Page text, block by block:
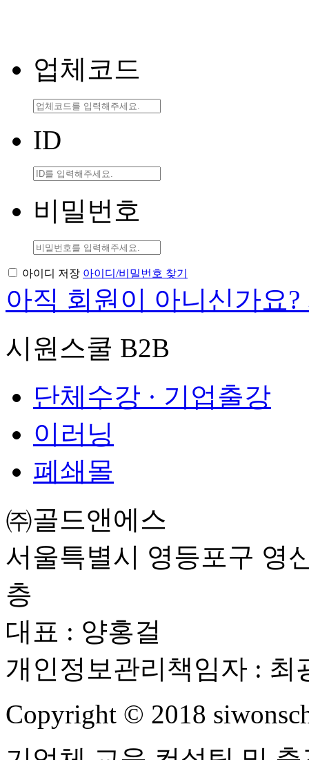
업체코드
ID
비밀번호
아이디 저장 아이디/비밀번호 찾기
아직 회원이 아니신가요
시원스쿨 B2B
단체수강 · 기업출강
이러닝
폐쇄몰
㈜골드앤에스
서울특별시 영등포구 영
층
대표 : 양홍걸
개인정보관리책임자 : 최
Copyright © 2018